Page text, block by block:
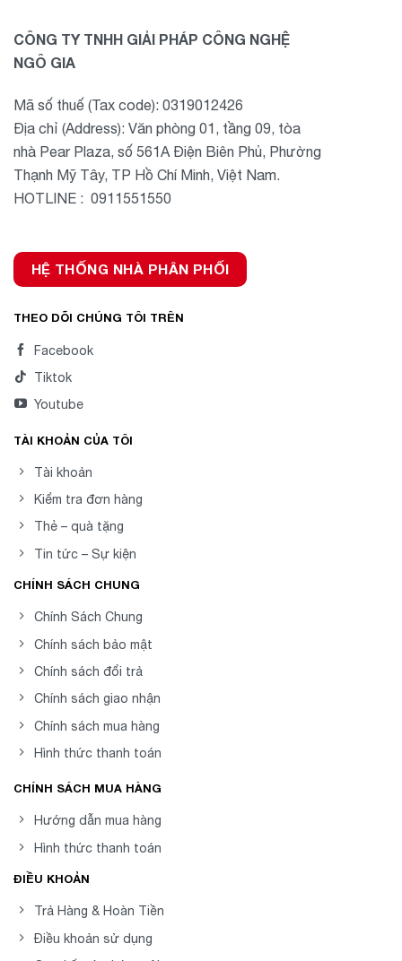
CÔNG TY TNHH GIẢI PHÁP CÔNG NGHỆ
NGÔ GIA
Mã số thuế (Tax code): 0319012426
Địa chỉ (Address): Văn phòng 01, tầng 09, tòa
nhà Pear Plaza, số 561A Điện Biên Phủ, Phường
Thạnh Mỹ Tây, TP Hồ Chí Minh, Việt Nam.
HOTLINE : 0911551550
HỆ THỐNG NHÀ PHÂN PHỐI
THEO DÕI CHÚNG TÔI TRÊN
Facebook
Tiktok
Youtube
TÀI KHOẢN CỦA TÔI
Tài khoản
Kiểm tra đơn hàng
Thẻ – quà tặng
Tin tức – Sự kiện
CHÍNH SÁCH CHUNG
Chính Sách Chung
Chính sách bảo mật
Chính sách đổi trả
Chính sách giao nhận
Chính sách mua hàng
Hình thức thanh toán
CHÍNH SÁCH MUA HÀNG
Hướng dẫn mua hàng
Hình thức thanh toán
ĐIỀU KHOẢN
Trả Hàng & Hoàn Tiền
Điều khoản sử dụng